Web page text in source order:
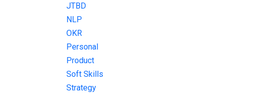
JTBD
NLP
OKR
Personal
Product
Soft Skills
Strategy